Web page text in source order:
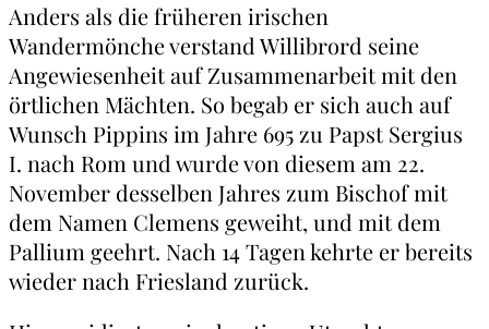
Anders als die früheren irischen
Wandermönche verstand Willibrord seine
Angewiesenheit auf Zusammenarbeit mit den
örtlichen Mächten. So begab er sich auch auf
Wunsch Pippins im Jahre 695 zu Papst Sergius
I. nach Rom und wurde von diesem am 22.
November desselben Jahres zum Bischof mit
dem Namen Clemens geweiht, und mit dem
Pallium geehrt. Nach 14 Tagen kehrte er bereits
wieder nach Friesland zurück.